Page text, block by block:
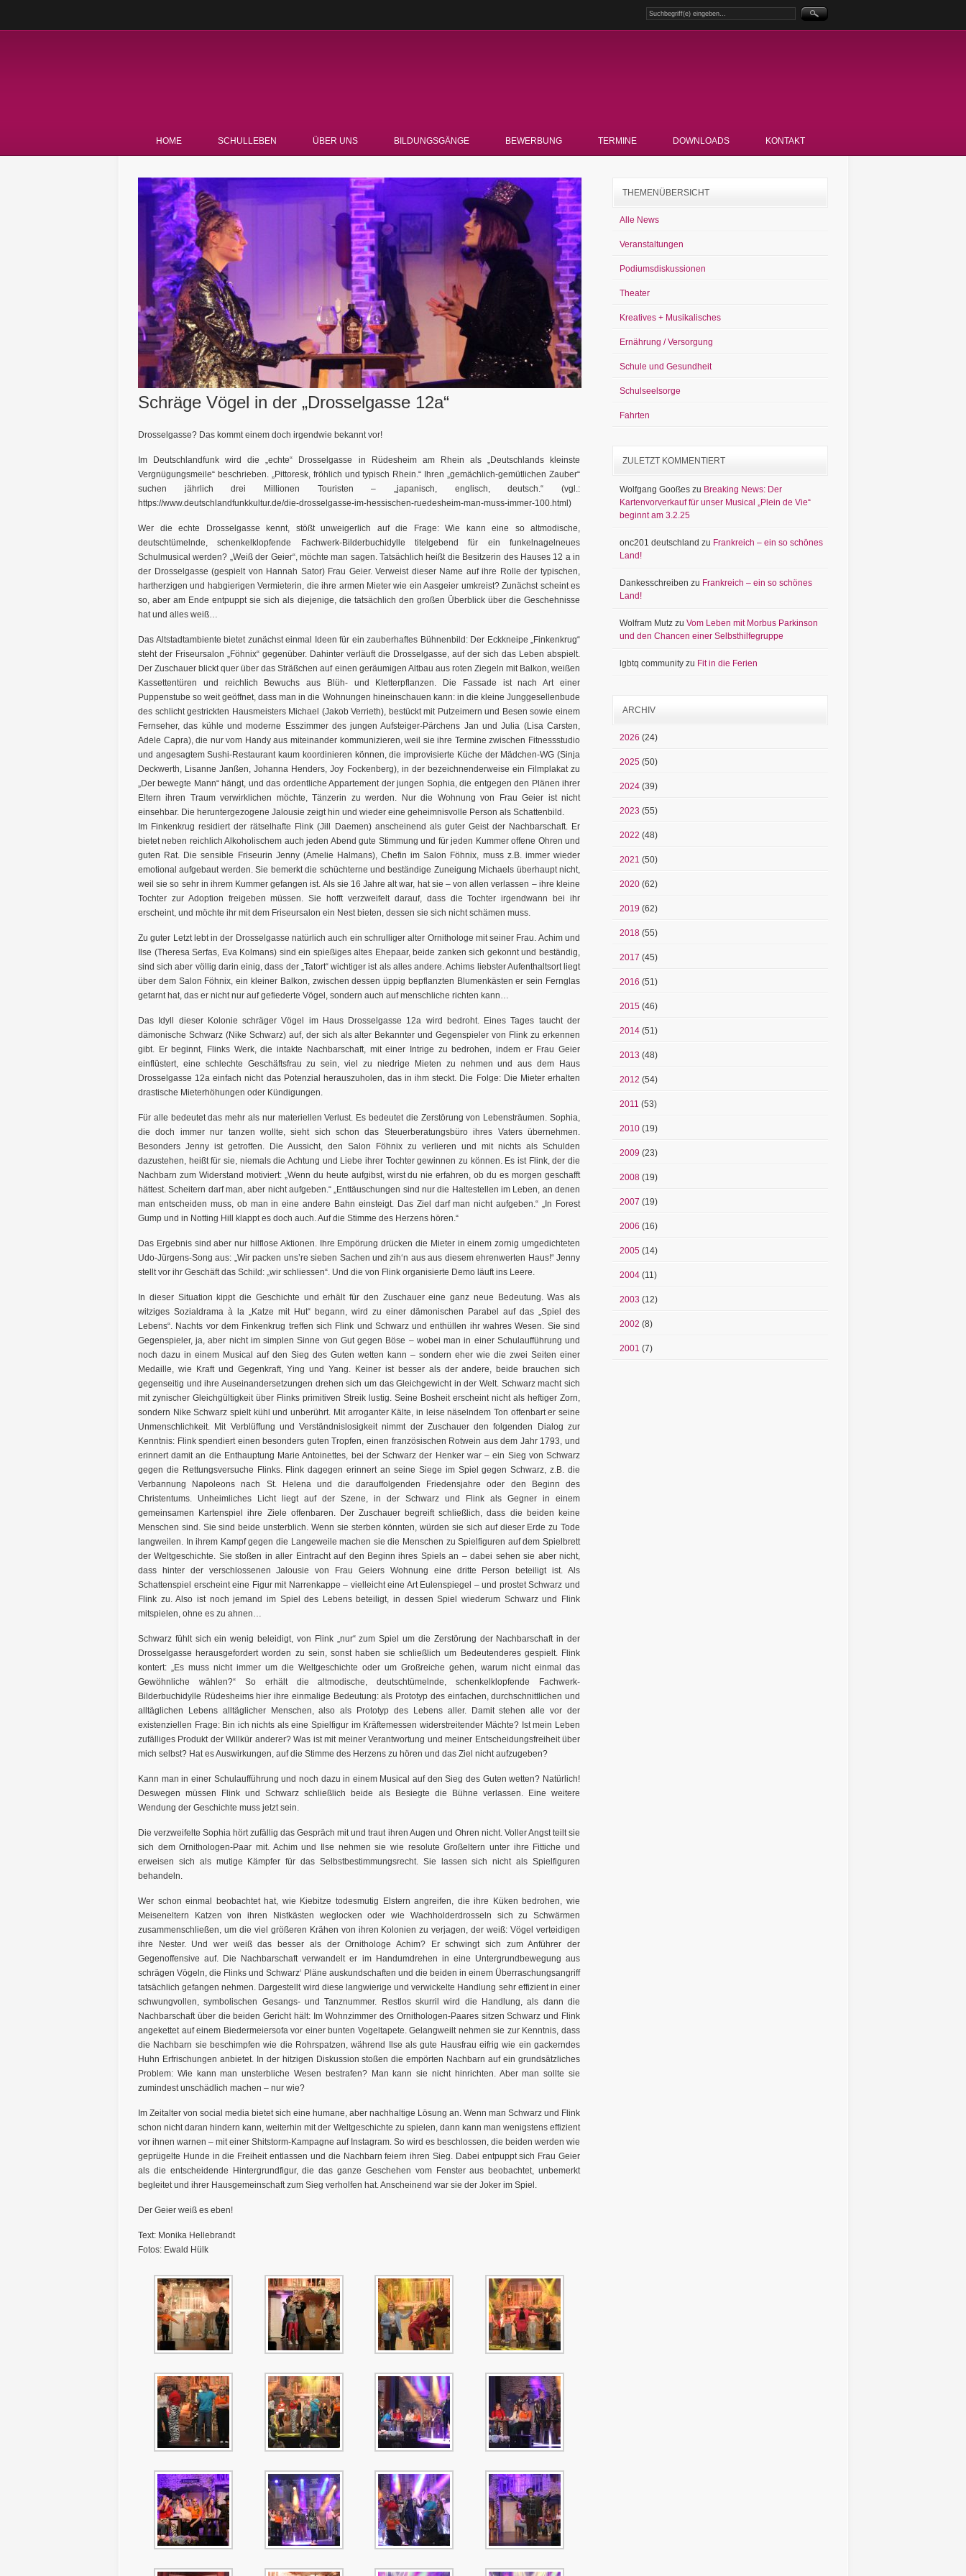
HOME SCHULLEBEN ÜBER UNS BILDUNGSGÄNGE BEWERBUNG TERMINE DOWNLOADS KONTAKT
Schräge Vögel in der „Drosselgasse 12a“
Drosselgasse? Das kommt einem doch irgendwie bekannt vor!
Im Deutschlandfunk wird die „echte“ Drosselgasse in Rüdesheim am Rhein als „Deutschlands kleinste
Vergnügungsmeile“ beschrieben. „Pittoresk, fröhlich und typisch Rhein.“ Ihren „gemächlich-gemütlichen Zauber“
suchen jährlich drei Millionen Touristen – „japanisch, englisch, deutsch.“ (vgl.:
https://www.deutschlandfunkkultur.de/die-drosselgasse-im-hessischen-ruedesheim-man-muss-immer-100.html)
Wer die echte Drosselgasse kennt, stößt unweigerlich auf die Frage: Wie kann eine so altmodische,
deutschtümelnde, schenkelklopfende Fachwerk-Bilderbuchidylle titelgebend für ein funkelnagelneues
Schulmusical werden? „Weiß der Geier“, möchte man sagen. Tatsächlich heißt die Besitzerin des Hauses 12 a in
der Drosselgasse (gespielt von Hannah Sator) Frau Geier. Verweist dieser Name auf ihre Rolle der typischen,
hartherzigen und habgierigen Vermieterin, die ihre armen Mieter wie ein Aasgeier umkreist? Zunächst scheint es
so, aber am Ende entpuppt sie sich als diejenige, die tatsächlich den großen Überblick über die Geschehnisse
hat und alles weiß…
Das Altstadtambiente bietet zunächst einmal Ideen für ein zauberhaftes Bühnenbild: Der Eckkneipe „Finkenkrug“
steht der Friseursalon „Föhnix“ gegenüber. Dahinter verläuft die Drosselgasse, auf der sich das Leben abspielt.
Der Zuschauer blickt quer über das Sträßchen auf einen geräumigen Altbau aus roten Ziegeln mit Balkon, weißen
Kassettentüren und reichlich Bewuchs aus Blüh- und Kletterpflanzen. Die Fassade ist nach Art einer
Puppenstube so weit geöffnet, dass man in die Wohnungen hineinschauen kann: in die kleine Junggesellenbude
des schlicht gestrickten Hausmeisters Michael (Jakob Verrieth), bestückt mit Putzeimern und Besen sowie einem
Fernseher, das kühle und moderne Esszimmer des jungen Aufsteiger-Pärchens Jan und Julia (Lisa Carsten,
Adele Capra), die nur vom Handy aus miteinander kommunizieren, weil sie ihre Termine zwischen Fitnessstudio
und angesagtem Sushi-Restaurant kaum koordinieren können, die improvisierte Küche der Mädchen-WG (Sinja
Deckwerth, Lisanne Janßen, Johanna Henders, Joy Fockenberg), in der bezeichnenderweise ein Filmplakat zu
„Der bewegte Mann“ hängt, und das ordentliche Appartement der jungen Sophia, die entgegen den Plänen ihrer
Eltern ihren Traum verwirklichen möchte, Tänzerin zu werden. Nur die Wohnung von Frau Geier ist nicht
einsehbar. Die heruntergezogene Jalousie zeigt hin und wieder eine geheimnisvolle Person als Schattenbild.
Im Finkenkrug residiert der rätselhafte Flink (Jill Daemen) anscheinend als guter Geist der Nachbarschaft. Er
bietet neben reichlich Alkoholischem auch jeden Abend gute Stimmung und für jeden Kummer offene Ohren und
guten Rat. Die sensible Friseurin Jenny (Amelie Halmans), Chefin im Salon Föhnix, muss z.B. immer wieder
emotional aufgebaut werden. Sie bemerkt die schüchterne und beständige Zuneigung Michaels überhaupt nicht,
weil sie so sehr in ihrem Kummer gefangen ist. Als sie 16 Jahre alt war, hat sie – von allen verlassen – ihre kleine
Tochter zur Adoption freigeben müssen. Sie hofft verzweifelt darauf, dass die Tochter irgendwann bei ihr
erscheint, und möchte ihr mit dem Friseursalon ein Nest bieten, dessen sie sich nicht schämen muss.
Zu guter Letzt lebt in der Drosselgasse natürlich auch ein schrulliger alter Ornithologe mit seiner Frau. Achim und
Ilse (Theresa Serfas, Eva Kolmans) sind ein spießiges altes Ehepaar, beide zanken sich gekonnt und beständig,
sind sich aber völlig darin einig, dass der „Tatort“ wichtiger ist als alles andere. Achims liebster Aufenthaltsort liegt
über dem Salon Föhnix, ein kleiner Balkon, zwischen dessen üppig bepflanzten Blumenkästen er sein Fernglas
getarnt hat, das er nicht nur auf gefiederte Vögel, sondern auch auf menschliche richten kann…
Das Idyll dieser Kolonie schräger Vögel im Haus Drosselgasse 12a wird bedroht. Eines Tages taucht der
dämonische Schwarz (Nike Schwarz) auf, der sich als alter Bekannter und Gegenspieler von Flink zu erkennen
gibt. Er beginnt, Flinks Werk, die intakte Nachbarschaft, mit einer Intrige zu bedrohen, indem er Frau Geier
einflüstert, eine schlechte Geschäftsfrau zu sein, viel zu niedrige Mieten zu nehmen und aus dem Haus
Drosselgasse 12a einfach nicht das Potenzial herauszuholen, das in ihm steckt. Die Folge: Die Mieter erhalten
drastische Mieterhöhungen oder Kündigungen.
Für alle bedeutet das mehr als nur materiellen Verlust. Es bedeutet die Zerstörung von Lebensträumen. Sophia,
die doch immer nur tanzen wollte, sieht sich schon das Steuerberatungsbüro ihres Vaters übernehmen.
Besonders Jenny ist getroffen. Die Aussicht, den Salon Föhnix zu verlieren und mit nichts als Schulden
dazustehen, heißt für sie, niemals die Achtung und Liebe ihrer Tochter gewinnen zu können. Es ist Flink, der die
Nachbarn zum Widerstand motiviert: „Wenn du heute aufgibst, wirst du nie erfahren, ob du es morgen geschafft
hättest. Scheitern darf man, aber nicht aufgeben.“ „Enttäuschungen sind nur die Haltestellen im Leben, an denen
man entscheiden muss, ob man in eine andere Bahn einsteigt. Das Ziel darf man nicht aufgeben.“ „In Forest
Gump und in Notting Hill klappt es doch auch. Auf die Stimme des Herzens hören.“
Das Ergebnis sind aber nur hilflose Aktionen. Ihre Empörung drücken die Mieter in einem zornig umgedichteten
Udo-Jürgens-Song aus: „Wir packen uns’re sieben Sachen und zih‘n aus aus diesem ehrenwerten Haus!“ Jenny
stellt vor ihr Geschäft das Schild: „wir schliessen“. Und die von Flink organisierte Demo läuft ins Leere.
In dieser Situation kippt die Geschichte und erhält für den Zuschauer eine ganz neue Bedeutung. Was als
witziges Sozialdrama à la „Katze mit Hut“ begann, wird zu einer dämonischen Parabel auf das „Spiel des
Lebens“. Nachts vor dem Finkenkrug treffen sich Flink und Schwarz und enthüllen ihr wahres Wesen. Sie sind
Gegenspieler, ja, aber nicht im simplen Sinne von Gut gegen Böse – wobei man in einer Schulaufführung und
noch dazu in einem Musical auf den Sieg des Guten wetten kann – sondern eher wie die zwei Seiten einer
Medaille, wie Kraft und Gegenkraft, Ying und Yang. Keiner ist besser als der andere, beide brauchen sich
gegenseitig und ihre Auseinandersetzungen drehen sich um das Gleichgewicht in der Welt. Schwarz macht sich
mit zynischer Gleichgültigkeit über Flinks primitiven Streik lustig. Seine Bosheit erscheint nicht als heftiger Zorn,
sondern Nike Schwarz spielt kühl und unberührt. Mit arroganter Kälte, in leise näselndem Ton offenbart er seine
Unmenschlichkeit. Mit Verblüffung und Verständnislosigkeit nimmt der Zuschauer den folgenden Dialog zur
Kenntnis: Flink spendiert einen besonders guten Tropfen, einen französischen Rotwein aus dem Jahr 1793, und
erinnert damit an die Enthauptung Marie Antoinettes, bei der Schwarz der Henker war – ein Sieg von Schwarz
gegen die Rettungsversuche Flinks. Flink dagegen erinnert an seine Siege im Spiel gegen Schwarz, z.B. die
Verbannung Napoleons nach St. Helena und die darauffolgenden Friedensjahre oder den Beginn des
Christentums. Unheimliches Licht liegt auf der Szene, in der Schwarz und Flink als Gegner in einem
gemeinsamen Kartenspiel ihre Ziele offenbaren. Der Zuschauer begreift schließlich, dass die beiden keine
Menschen sind. Sie sind beide unsterblich. Wenn sie sterben könnten, würden sie sich auf dieser Erde zu Tode
langweilen. In ihrem Kampf gegen die Langeweile machen sie die Menschen zu Spielfiguren auf dem Spielbrett
der Weltgeschichte. Sie stoßen in aller Eintracht auf den Beginn ihres Spiels an – dabei sehen sie aber nicht,
dass hinter der verschlossenen Jalousie von Frau Geiers Wohnung eine dritte Person beteiligt ist. Als
Schattenspiel erscheint eine Figur mit Narrenkappe – vielleicht eine Art Eulenspiegel – und prostet Schwarz und
Flink zu. Also ist noch jemand im Spiel des Lebens beteiligt, in dessen Spiel wiederum Schwarz und Flink
mitspielen, ohne es zu ahnen…
Schwarz fühlt sich ein wenig beleidigt, von Flink „nur“ zum Spiel um die Zerstörung der Nachbarschaft in der
Drosselgasse herausgefordert worden zu sein, sonst haben sie schließlich um Bedeutenderes gespielt. Flink
kontert: „Es muss nicht immer um die Weltgeschichte oder um Großreiche gehen, warum nicht einmal das
Gewöhnliche wählen?“ So erhält die altmodische, deutschtümelnde, schenkelklopfende Fachwerk-
Bilderbuchidylle Rüdesheims hier ihre einmalige Bedeutung: als Prototyp des einfachen, durchschnittlichen und
alltäglichen Lebens alltäglicher Menschen, also als Prototyp des Lebens aller. Damit stehen alle vor der
existenziellen Frage: Bin ich nichts als eine Spielfigur im Kräftemessen widerstreitender Mächte? Ist mein Leben
zufälliges Produkt der Willkür anderer? Was ist mit meiner Verantwortung und meiner Entscheidungsfreiheit über
mich selbst? Hat es Auswirkungen, auf die Stimme des Herzens zu hören und das Ziel nicht aufzugeben?
Kann man in einer Schulaufführung und noch dazu in einem Musical auf den Sieg des Guten wetten? Natürlich!
Deswegen müssen Flink und Schwarz schließlich beide als Besiegte die Bühne verlassen. Eine weitere
Wendung der Geschichte muss jetzt sein.
Die verzweifelte Sophia hört zufällig das Gespräch mit und traut ihren Augen und Ohren nicht. Voller Angst teilt sie
sich dem Ornithologen-Paar mit. Achim und Ilse nehmen sie wie resolute Großeltern unter ihre Fittiche und
erweisen sich als mutige Kämpfer für das Selbstbestimmungsrecht. Sie lassen sich nicht als Spielfiguren
behandeln.
Wer schon einmal beobachtet hat, wie Kiebitze todesmutig Elstern angreifen, die ihre Küken bedrohen, wie
Meiseneltern Katzen von ihren Nistkästen weglocken oder wie Wachholderdrosseln sich zu Schwärmen
zusammenschließen, um die viel größeren Krähen von ihren Kolonien zu verjagen, der weiß: Vögel verteidigen
ihre Nester. Und wer weiß das besser als der Ornithologe Achim? Er schwingt sich zum Anführer der
Gegenoffensive auf. Die Nachbarschaft verwandelt er im Handumdrehen in eine Untergrundbewegung aus
schrägen Vögeln, die Flinks und Schwarz‘ Pläne auskundschaften und die beiden in einem Überraschungsangriff
tatsächlich gefangen nehmen. Dargestellt wird diese langwierige und verwickelte Handlung sehr effizient in einer
schwungvollen, symbolischen Gesangs- und Tanznummer. Restlos skurril wird die Handlung, als dann die
Nachbarschaft über die beiden Gericht hält: Im Wohnzimmer des Ornithologen-Paares sitzen Schwarz und Flink
angekettet auf einem Biedermeiersofa vor einer bunten Vogeltapete. Gelangweilt nehmen sie zur Kenntnis, dass
die Nachbarn sie beschimpfen wie die Rohrspatzen, während Ilse als gute Hausfrau eifrig wie ein gackerndes
Huhn Erfrischungen anbietet. In der hitzigen Diskussion stoßen die empörten Nachbarn auf ein grundsätzliches
Problem: Wie kann man unsterbliche Wesen bestrafen? Man kann sie nicht hinrichten. Aber man sollte sie
zumindest unschädlich machen – nur wie?
Im Zeitalter von social media bietet sich eine humane, aber nachhaltige Lösung an. Wenn man Schwarz und Flink
schon nicht daran hindern kann, weiterhin mit der Weltgeschichte zu spielen, dann kann man wenigstens effizient
vor ihnen warnen – mit einer Shitstorm-Kampagne auf Instagram. So wird es beschlossen, die beiden werden wie
geprügelte Hunde in die Freiheit entlassen und die Nachbarn feiern ihren Sieg. Dabei entpuppt sich Frau Geier
als die entscheidende Hintergrundfigur, die das ganze Geschehen vom Fenster aus beobachtet, unbemerkt
begleitet und ihrer Hausgemeinschaft zum Sieg verholfen hat. Anscheinend war sie der Joker im Spiel.
Der Geier weiß es eben!
Text: Monika Hellebrandt
Fotos: Ewald Hülk
THEMENÜBERSICHT
Alle News
Veranstaltungen
Podiumsdiskussionen
Theater
Kreatives + Musikalisches
Ernährung / Versorgung
Schule und Gesundheit
Schulseelsorge
Fahrten
ZULETZT KOMMENTIERT
Wolfgang Gooßes zu Breaking News: Der
Kartenvorverkauf für unser Musical „Plein de Vie“
beginnt am 3.2.25
onc201 deutschland zu Frankreich – ein so schönes
Land!
Dankesschreiben zu Frankreich – ein so schönes
Land!
Wolfram Mutz zu Vom Leben mit Morbus Parkinson
und den Chancen einer Selbsthilfegruppe
lgbtq community zu Fit in die Ferien
ARCHIV
2026 (24)
2025 (50)
2024 (39)
2023 (55)
2022 (48)
2021 (50)
2020 (62)
2019 (62)
2018 (55)
2017 (45)
2016 (51)
2015 (46)
2014 (51)
2013 (48)
2012 (54)
2011 (53)
2010 (19)
2009 (23)
2008 (19)
2007 (19)
2006 (16)
2005 (14)
2004 (11)
2003 (12)
2002 (8)
2001 (7)